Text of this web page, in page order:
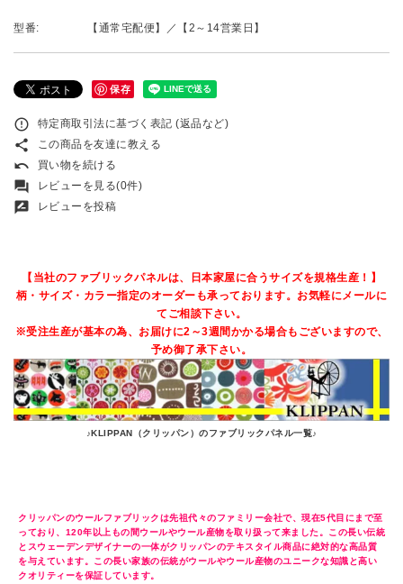
型番: 【通常宅配便】／【2～14営業日】
保存
error_outline 特定商取引法に基づく表記 (返品など)
share この商品を友達に教える
undo 買い物を続ける
forum レビューを見る(0件)
rate_review レビューを投稿
【当社のファブリックパネルは、日本家屋に合うサイズを規格生産！】
柄・サイズ・カラー指定のオーダーも承っております。お気軽にメールに
てご相談下さい。
※受注生産が基本の為、お届けに2～3週間かかる場合もございますので、
予め御了承下さい。
♪KLIPPAN（クリッパン）のファブリックパネル一覧♪
クリッパンのウールファブリックは先祖代々のファミリー会社で、現在5代目にまで至
っており、120年以上もの間ウールやウール産物を取り扱って来ました。この長い伝統
とスウェーデンデザイナーの一体がクリッパンのテキスタイル商品に絶対的な高品質
を与えています。この長い家族の伝統がウールやウール産物のユニークな知識と高い
クオリティーを保証しています。